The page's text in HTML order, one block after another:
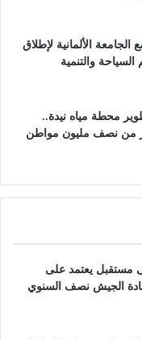
الجامعة الألمانية لإطلاق
والتنمية
محطة مياه نيدة..
من نصف مليون مواطن
مستقبل يعتمد على
قادة الجيش نصف السنوي